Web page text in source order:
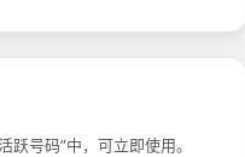
号码”中，可立即使用。